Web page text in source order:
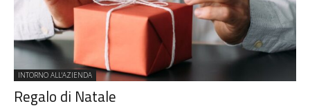
INTORNO ALL'AZIENDA
Regalo di Natale